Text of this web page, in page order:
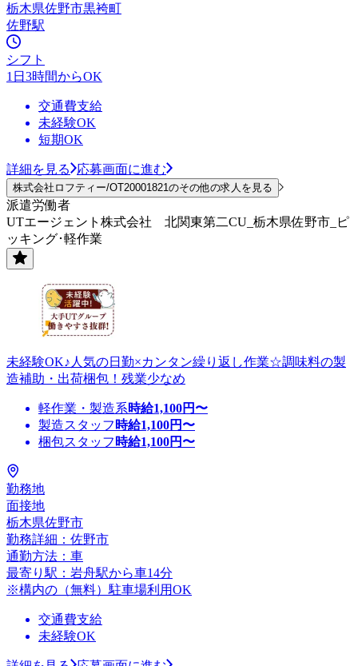
栃木県佐野市黒袴町
佐野駅
シフト
1日3時間からOK
交通費支給
未経験OK
短期OK
詳細を見る 応募画面に進む
株式会社ロフティー/OT20001821のその他の求人を見る
派遣労働者
UTエージェント株式会社 北関東第二CU_栃木県佐野市_ピ
ッキング･軽作業
未経験OK♪人気の日勤×カンタン繰り返し作業☆調味料の製
造補助・出荷梱包！残業少なめ
軽作業・製造系時給1,100円〜
製造スタッフ 時給1,100円〜
梱包スタッフ 時給1,100円〜
勤務地
面接地
栃木県佐野市
勤務詳細：佐野市
通勤方法：車
最寄り駅：岩舟駅から車14分
※構内の（無料）駐車場利用OK
交通費支給
未経験OK